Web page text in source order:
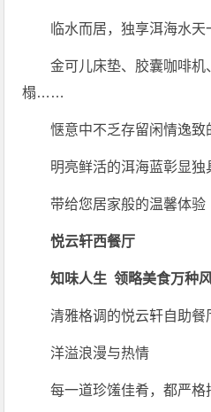
临水而居，独享洱海水天
金可儿床垫、胶囊咖啡机
榻……
惬意中不乏存留闲情逸致
明亮鲜活的洱海蓝彰显独
带给您居家般的温馨体验
悦云轩西餐厅
知味人生 领略美食万种
清雅格调的悦云轩自助餐
洋溢浪漫与热情
每一道珍馐佳肴，都严格